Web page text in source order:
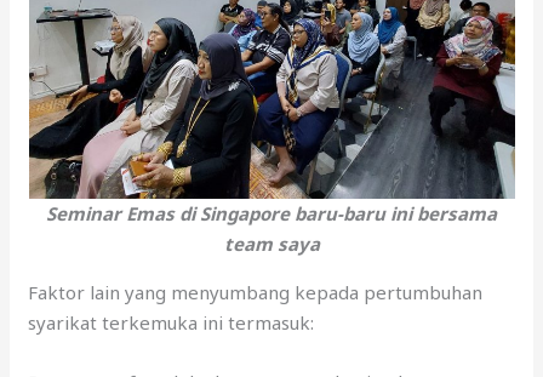
Seminar Emas di Singapore baru-baru ini bersama
team saya
Faktor lain yang menyumbang kepada pertumbuhan
syarikat terkemuka ini termasuk: